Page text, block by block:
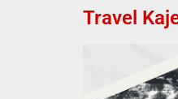
Travel